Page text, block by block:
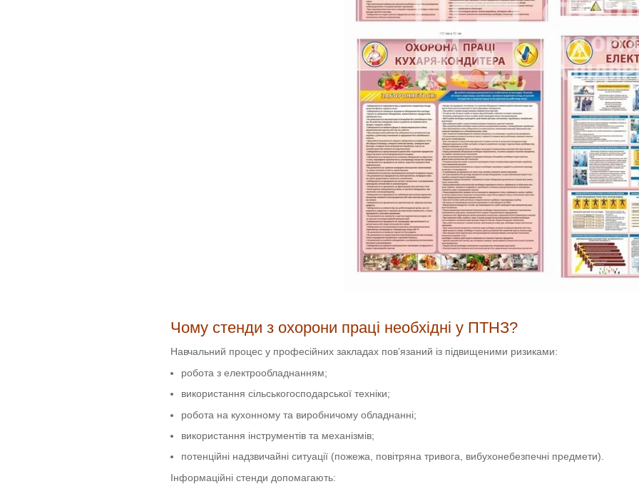
Чому стенди з охорони праці необхідні у ПТНЗ?
Навчальний процес у професійних закладах пов’язаний із підвищеними ризиками:
робота з електрообладнанням;
використання сільськогосподарської техніки;
робота на кухонному та виробничому обладнанні;
використання інструментів та механізмів;
потенційні надзвичайні ситуації (пожежа, повітряна тривога, вибухонебезпечні предмети).
Інформаційні стенди допомагають: